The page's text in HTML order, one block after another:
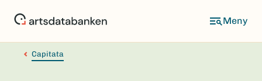
Capitata